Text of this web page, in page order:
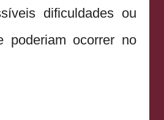
dificuldades ou
poderiam ocorrer no